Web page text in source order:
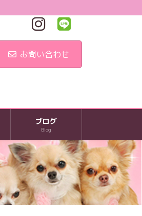
お問い合わせ
ブログ
Blog